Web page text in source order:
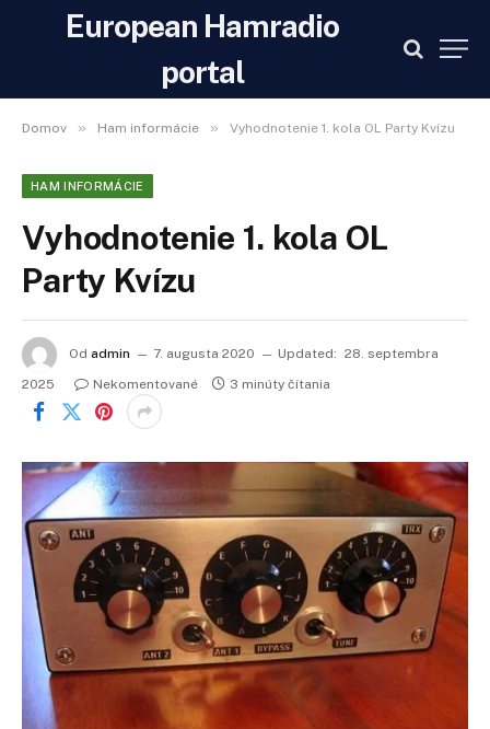
European Hamradio
portal
Domov » Ham informácie » Vyhodnotenie 1. kola OL Party Kvízu
HAM INFORMÁCIE
Vyhodnotenie 1. kola OL
Party Kvízu
Od admin 7. augusta 2020 Updated: 28. septembra
2025
Nekomentované 3 minúty čítania